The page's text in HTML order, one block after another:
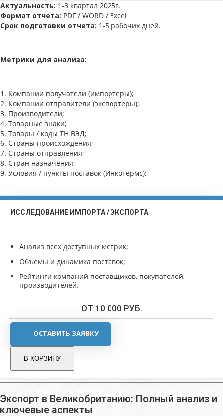
Актуальность: 1-3 квартал 2025г.
Формат отчета: PDF / WORD / Excel
Срок подготовки отчета: 1-5 рабочих дней.
Метрики для анализа:
1. Компании получатели (импортеры);
2. Компании отправители (экспортеры);
3. Производители;
4. Товарные знаки;
5. Товары / коды ТН ВЭД;
6. Страны происхождения;
7. Страны отправления;
8. Стран назначения;
9. Условия / пункты поставок (Инкотермс);
ИССЛЕДОВАНИЕ ИМПОРТА / ЭКСПОРТА
Анализ всех доступных метрик;
Объемы и динамика поставок;
Рейтинги компаний поставщиков, покупателей,
производителей.
ОТ 10 000 РУБ.
ОСТАВИТЬ ЗАЯВКУ
В КОРЗИНУ
Экспорт в Великобританию: Полный анализ и
ключевые аспекты